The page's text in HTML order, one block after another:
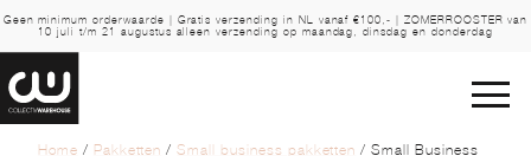
Geen minimum orderwaarde | Gratis verzending in NL vanaf €100,- | ZOMERROOSTER van
10 juli t/m 21 augustus alleen verzending op maandag, dinsdag en donderdag
Home / Pakketten /Small business pakketten / Small Business